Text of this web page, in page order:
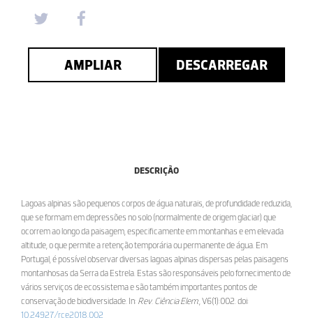
AMPLIAR DESCARREGAR
DESCRIÇÃO
Lagoas alpinas são pequenos corpos de água naturais, de profundidade reduzida,
que se formam em depressões no solo (normalmente de origem glaciar) que
ocorrem ao longo da paisagem, especificamente em montanhas e em elevada
altitude, o que permite a retenção temporária ou permanente de água. Em
Portugal, é possível observar diversas lagoas alpinas dispersas pelas paisagens
montanhosas da Serra da Estrela. Estas são responsáveis pelo fornecimento de
vários serviços de ecossistema e são também importantes pontos de
conservação de biodiversidade. In: Rev. Ciência Elem. , V6(1):002. doi:
10.24927/rce2018.002